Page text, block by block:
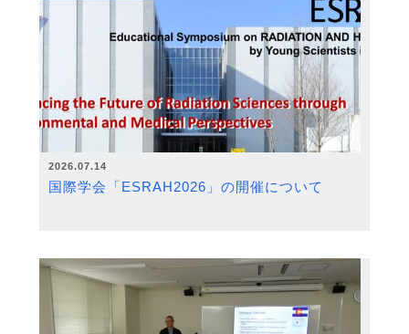
2026.07.14
国際学会「ESRAH2026」の開催について